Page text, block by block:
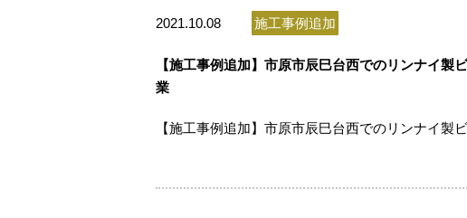
2021.10.08 施工事例追加
【施工事例追加】市原市辰巳台西でのリンナイ
業
【施工事例追加】市原市辰巳台西でのリンナイ製